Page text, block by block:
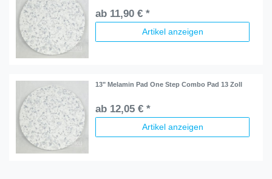
ab 11,90 € *
Artikel anzeigen
13" Melamin Pad One Step Combo Pad 13 Zoll
ab 12,05 € *
Artikel anzeigen